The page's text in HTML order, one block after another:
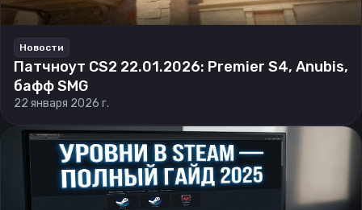
Новости
Патчноут CS2 22.01.2026: Premier S4, Anubis,
бафф SMG
22 января 2026 г.